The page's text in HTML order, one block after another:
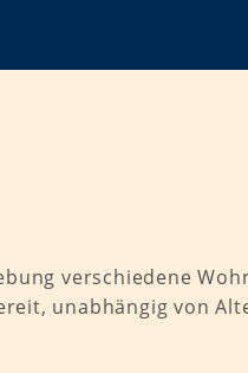
verschiedene
unabhängig von